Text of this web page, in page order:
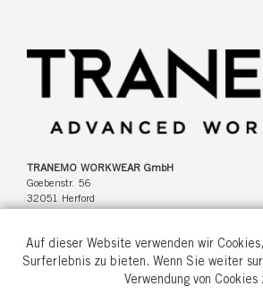
TRANEMO WORKWEAR GmbH
Goebenstr. 56
32051 Herford
Auf dieser Website verwenden wir
Surferlebnis zu bieten. Wenn Sie weiter
Verwendung von Cookies